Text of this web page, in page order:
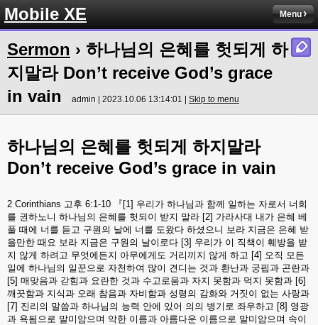
Mobile XE Menu
Sermon › 하나님의 은혜를 헛되게 하
지말라 Don’t receive God’s grace
in vain
admin | 2023.10.06 13:14:01 | Skip to menu
하나님의 은혜를 헛되게 하지말라
Don’t receive God’s grace in vain
2 Corinthians 고후 6:1-10 『 [1] 우리가 하나님과 함께 일하는 자로서 너희
를 권하노니 하나님의 은혜를 헛되이 받지 말라 [2] 가라사대 내가 은혜 베
풀 때에 너를 듣고 구원의 날에 너를 도왔다 하셨으니 보라 지금은 은혜 받
을만한 때요 보라 지금은 구원의 날이로다 [3] 우리가 이 직책이 훼방을 받
지 않게 하려고 무엇에든지 아무에게도 거리끼지 않게 하고 [4] 오직 모든
일에 하나님의 일꾼으로 자천하여 많이 견디는 것과 환난과 궁핍과 곤란과
[5] 매맞음과 갇힘과 요란한 것과 수고로움과 자지 못함과 먹지 못함과 [6]
깨끗함과 지식과 오래 참음과 자비함과 성령의 감화와 거짓이 없는 사랑과
[7] 진리의 말씀과 하나님의 능력 안에 있어 의의 병기로 좌우하고 [8] 영광
과 욕됨으로 말미암으며 악한 이름과 아름다운 이름으로 말미암으며 속이